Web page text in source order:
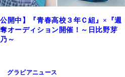
開中】『青春高校３年Ｃ組』×『週
オーディション開催！～日比野芽
～
グラビアニュース